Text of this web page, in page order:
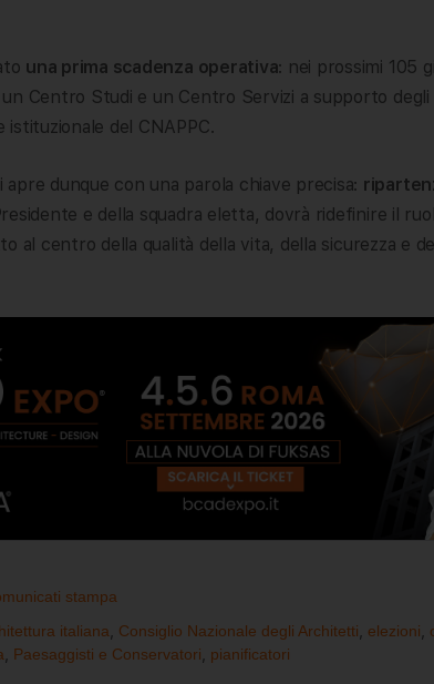
una prima scadenza operativa: nei prossimi 105
Centro Studi e un Centro Servizi a supporto degli
del CNAPPC.
apre dunque con una parola chiave precisa:
e della squadra eletta, dovrà ridefinire il
al centro della qualità della vita, della sicurezza e
stampa
italiana Consiglio Nazionale degli Architetti elezioni
Paesaggisti e Conservatori pianificatori